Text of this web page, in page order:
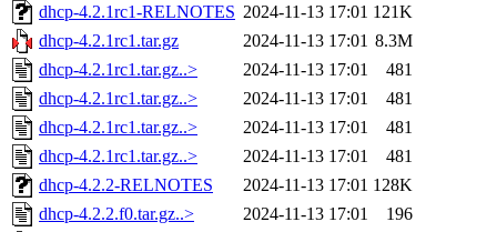
dhcp-4.2.1rc1-RELNOTES 2024-11-13 17:01 121K
dhcp-4.2.1rc1.tar.gz
2024-11-13 17:01 8.3M
dhcp-4.2.1rc1.tar.gz..>
2024-11-13 17:01
481
dhcp-4.2.1rc1.tar.gz..>
2024-11-13 17:01
481
dhcp-4.2.1rc1.tar.gz..>
2024-11-13 17:01
481
dhcp-4.2.1rc1.tar.gz..>
2024-11-13 17:01
481
dhcp-4.2.2-RELNOTES
2024-11-13 17:01 128K
dhcp-4.2.2.f0.tar.gz..>
2024-11-13 17:01
196